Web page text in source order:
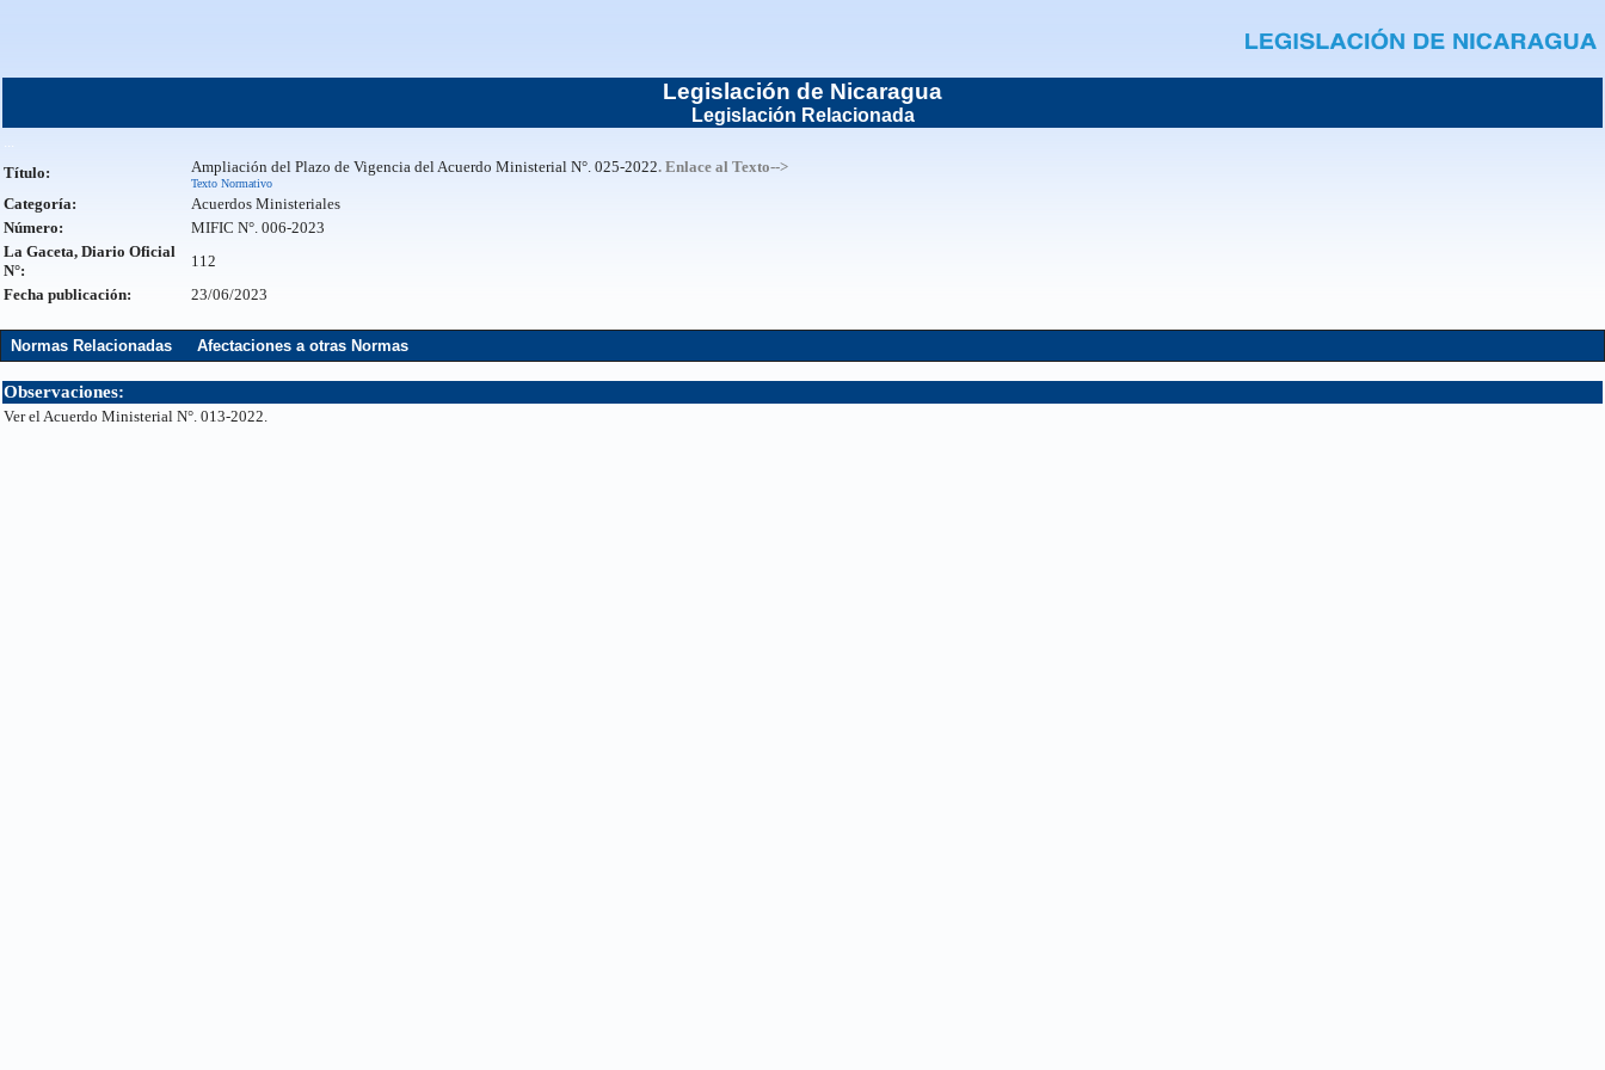
Legislación de Nicaragua
Legislación Relacionada
...
Título: Ampliación del Plazo de Vigencia del Acuerdo Ministerial N°. 025-2022. Enlace al Texto-->
Texto Normativo
Categoría:
Acuerdos Ministeriales
Número:
MIFIC N°. 006-2023
La Gaceta, Diario Oficial
N°:
112
Fecha publicación:
23/06/2023
Normas Relacionadas Afectaciones a otras Normas
Observaciones:
Ver el Acuerdo Ministerial N°. 013-2022.